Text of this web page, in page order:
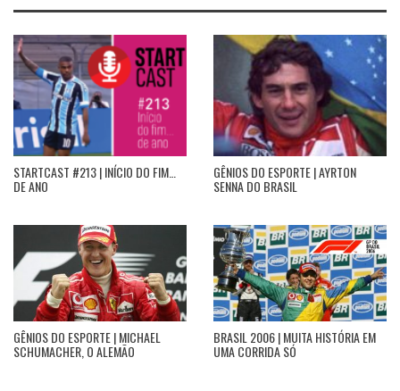
STARTCAST #213 | INÍCIO DO FIM…
DE ANO
GÊNIOS DO ESPORTE | AYRTON
SENNA DO BRASIL
GÊNIOS DO ESPORTE | MICHAEL
SCHUMACHER, O ALEMÃO
BRASIL 2006 | MUITA HISTÓRIA EM
UMA CORRIDA SÓ